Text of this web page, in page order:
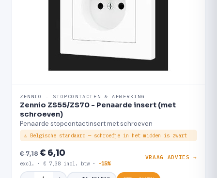
ZENNIO · STOPCONTACTEN & AFWERKING
Zennio ZS55/ZS70 - Penaarde insert (met
schroeven)
Penaarde stopcontactinsert met schroeven
⚠ Belgische standaard — schroefje in het midden is zwart
€ 7,18€ 6,10
excl. · € 7,38 incl. btw · -15%
VRAAG ADVIES →